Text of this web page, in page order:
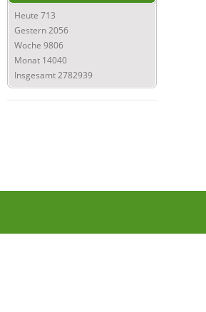
Heute 713
Gestern2056
Woche 9806
Monat 14040
Insgesamt2782939